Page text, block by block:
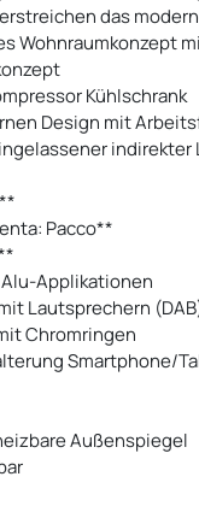
das
Wohnraumkonzept
Kühlschrank
Design mit
indirekter
Pacco**
Applikationen
Lautsprechern
Chromringen
Smartphone/
Außenspiegel